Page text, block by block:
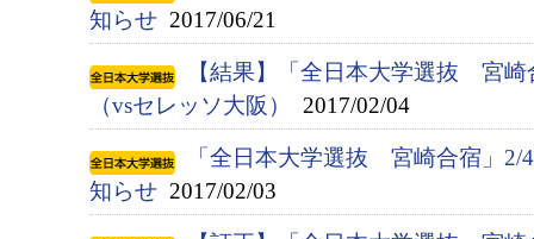
知らせ 2017/06/21
【結果】「全日本大学選抜 宮
（vsセレッソ大阪）
2017/02/04
「全日本大学選抜 宮崎合宿」
知らせ 2017/02/03